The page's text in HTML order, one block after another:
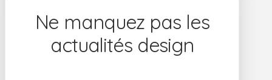
Ne manquez pas les
actualités design